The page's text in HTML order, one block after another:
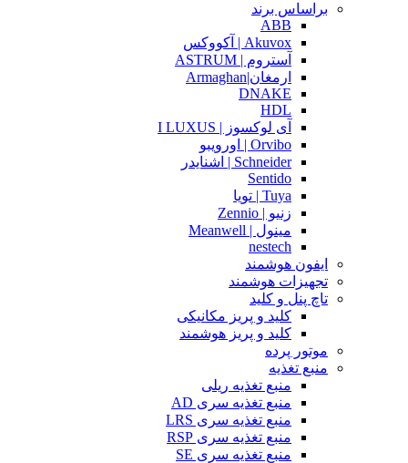
براساس برند
ABB
Akuvox | آکووکس
آستروم | ASTRUM
ارمغان|Armaghan
DNAKE
HDL
آی لوکسوز | I LUXUS
Orvibo | اورویبو
Schneider | اشنایدر
Sentido
Tuya | تویا
زنیو | Zennio
مینول | Meanwell
nestech
ایفون هوشمند
تجهیزات هوشمند
تاچ پنل و کلید
کلید و پریز مکانیکی
کلید و پریز هوشمند
موتور پرده
منبع تغذیه
منبع تغذیه ریلی
منبع تغذیه سری AD
منبع تغذیه سری LRS
منبع تغذیه سری RSP
منبع تغذیه سری SE